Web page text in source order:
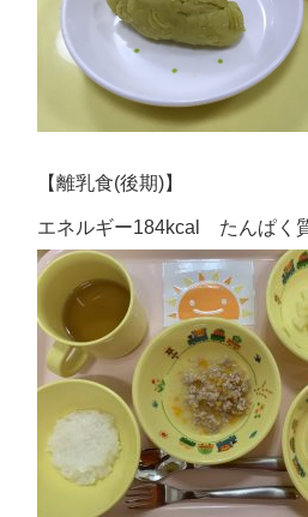
【離乳食(後期)】
エネルギー184kcal たんぱく